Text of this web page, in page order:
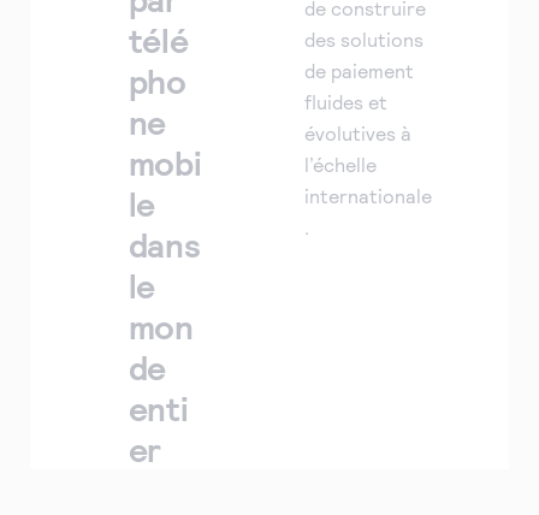
télé
pho
ne
mobi
le
dans
le
mon
de
enti
er
de construire
des solutions
de paiement
fluides et
évolutives à
l’échelle
internationale
.